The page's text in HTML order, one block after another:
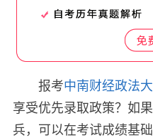
报考中南财经政法
享受优先录取政策？如
兵，可以在考试成绩基